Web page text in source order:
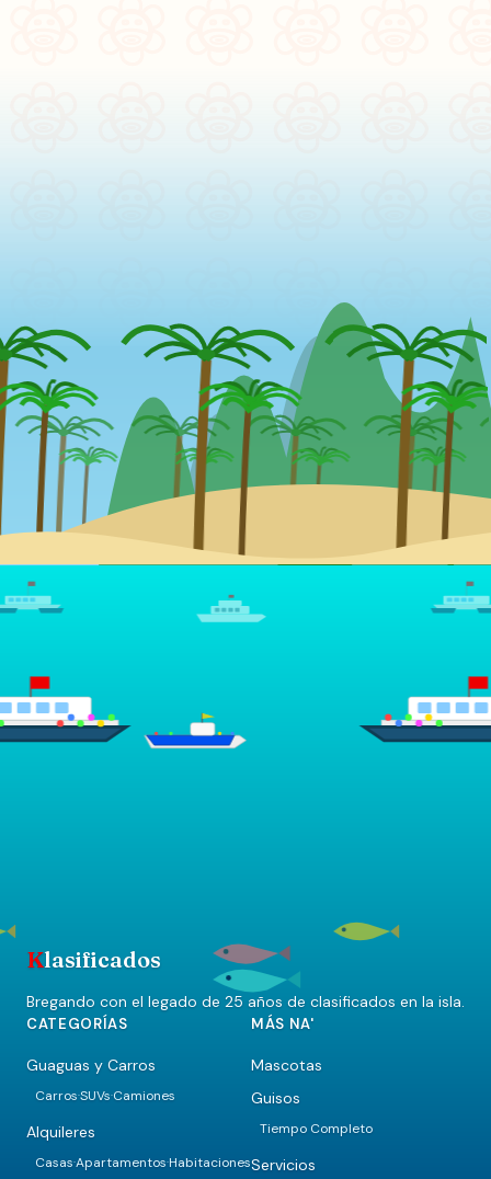
Klasificados
Bregando con el legado de 25 años de clasificados en la isla.
CATEGORÍAS
Guaguas y Carros
Carros·SUVs·Camiones
Alquileres
Casas·Apartamentos·Habitaciones
MÁS NA'
Mascotas
Guisos
Tiempo Completo
Servicios